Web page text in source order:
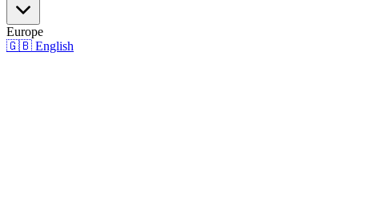
Europe
🇬🇧 English